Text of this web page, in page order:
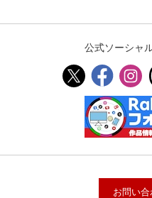
公式ソーシャ
お問い